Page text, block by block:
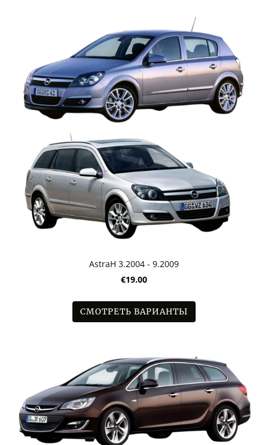
AstraH 3.2004 - 9.2009
€19.00
СМОТРЕТЬ ВАРИАНТЫ